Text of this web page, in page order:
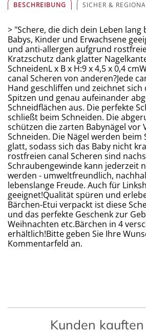
BESCHREIBUNG SICHER &
> "Schere, die dich dein Leben lang
Babys, Kinder und Erwachsene
und anti-allergen aufgrund
Kratzschutz dank glatter
SchneidenL x B x H:9 x 4,5 x 0,4
canal Scheren von anderen?Jede
Hand geschliffen und zeichnet
Spitzen und genau aufeinander
Schneidflächen aus. Die perfekte
schließt beim Schneiden. Die
schützen die zarten Babynägel vor
Schneiden. Die Nägel werden beim
glatt, sodass sich das Baby nicht
rostfreien canal Scheren sind
Schraubengewinde kann jederzeit
werden - umweltfreundlich,
lebenslange Freude. Auch für
geeignet!Qualität spüren und
Bärchen-Etui verpackt ist diese
und das perfekte Geschenk zur
Weihnachten etc.Bärchen in 4
erhältlich!Bitte geben Sie Ihre
Kommentarfeld an.
Kunden